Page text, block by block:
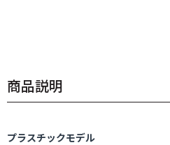
商品説明
プラスチックモデル